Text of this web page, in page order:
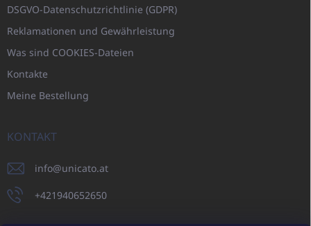
DSGVO-Datenschutzrichtlinie (GDPR)
Reklamationen und Gewährleistung
Was sind COOKIES-Dateien
Kontakte
Meine Bestellung
KONTAKT
info@unicato.at
+421940652650